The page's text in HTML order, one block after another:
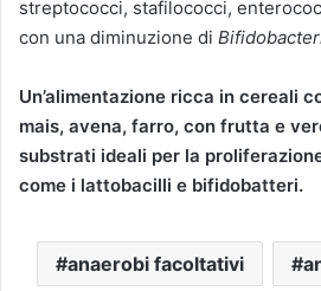
streptococci, stafilococci,
con una diminuzione di
Un’alimentazione ricca in cereali
mais, avena, farro, con frutta e
substrati ideali per la
come i lattobacilli e bifidobatteri.
anaerobi facoltativi